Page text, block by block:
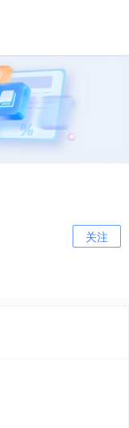
关注